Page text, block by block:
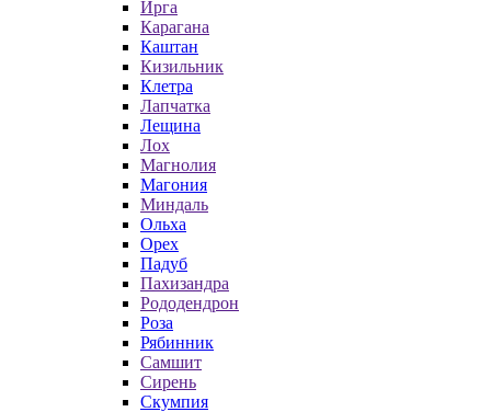
Ирга
Карагана
Каштан
Кизильник
Клетра
Лапчатка
Лещина
Лох
Магнолия
Магония
Миндаль
Ольха
Орех
Падуб
Пахизандра
Рододендрон
Роза
Рябинник
Самшит
Сирень
Скумпия